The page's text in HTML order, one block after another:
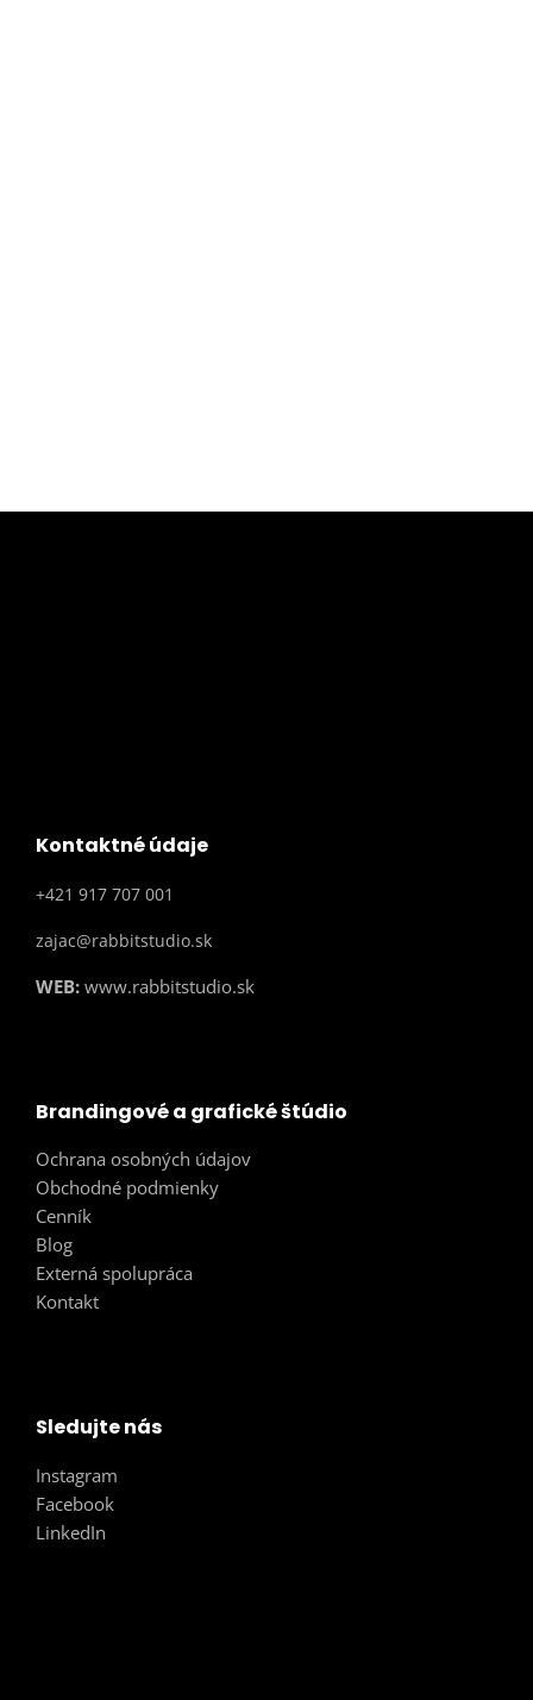
Kontaktné údaje
+421 917 707 001
zajac@rabbitstudio.sk
WEB: www.rabbitstudio.sk
Brandingové a grafické štúdio
Ochrana osobných údajov
Obchodné podmienky
Cenník
Blog
Externá spolupráca
Kontakt
Sledujte nás
Instagram
Facebook
LinkedIn